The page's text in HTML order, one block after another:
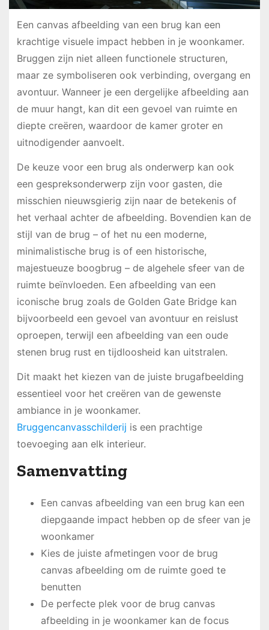
Een canvas afbeelding van een brug kan een
krachtige visuele impact hebben in je woonkamer.
Bruggen zijn niet alleen functionele structuren,
maar ze symboliseren ook verbinding, overgang en
avontuur. Wanneer je een dergelijke afbeelding aan
de muur hangt, kan dit een gevoel van ruimte en
diepte creëren, waardoor de kamer groter en
uitnodigender aanvoelt.
De keuze voor een brug als onderwerp kan ook
een gespreksonderwerp zijn voor gasten, die
misschien nieuwsgierig zijn naar de betekenis of
het verhaal achter de afbeelding. Bovendien kan de
stijl van de brug – of het nu een moderne,
minimalistische brug is of een historische,
majestueuze boogbrug – de algehele sfeer van de
ruimte beïnvloeden. Een afbeelding van een
iconische brug zoals de Golden Gate Bridge kan
bijvoorbeeld een gevoel van avontuur en reislust
oproepen, terwijl een afbeelding van een oude
stenen brug rust en tijdloosheid kan uitstralen.
Dit maakt het kiezen van de juiste brugafbeelding
essentieel voor het creëren van de gewenste
ambiance in je woonkamer.
Bruggencanvasschilderij is een prachtige
toevoeging aan elk interieur.
Samenvatting
Een canvas afbeelding van een brug kan een
diepgaande impact hebben op de sfeer van je
woonkamer
Kies de juiste afmetingen voor de brug
canvas afbeelding om de ruimte goed te
benutten
De perfecte plek voor de brug canvas
afbeelding in je woonkamer kan de focus